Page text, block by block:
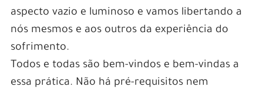
aspecto vazio e luminoso e vamos libertando a
nós mesmos e aos outros da experiência do
sofrimento.
Todos e todas são bem-vindos e bem-vindas a
essa prática. Não há pré-requisitos nem